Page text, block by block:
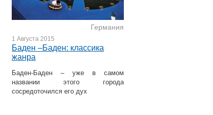
Германия
1 Августа 2015
Баден –Баден: классика
жанра
Баден-Баден – уже в самом
названии этого города
сосредоточился его дух